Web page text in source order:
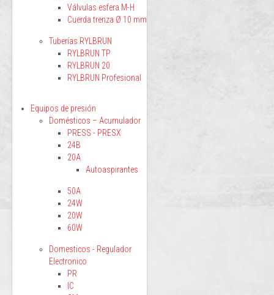
Válvulas esfera M-H
Cuerda trenza Ø 10 mm
Tuberías RYLBRUN
RYLBRUN TP
RYLBRUN 20
RYLBRUN Profesional
Equipos de presión
Domésticos – Acumulador
PRESS - PRESX
24B
20A
Autoaspirantes
50A
24W
20W
60W
Domesticos - Regulador
Electronico
PR
IC